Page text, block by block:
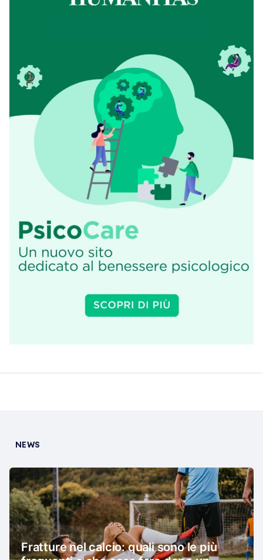
NEWS
Fratture nel calcio: quali sono le più